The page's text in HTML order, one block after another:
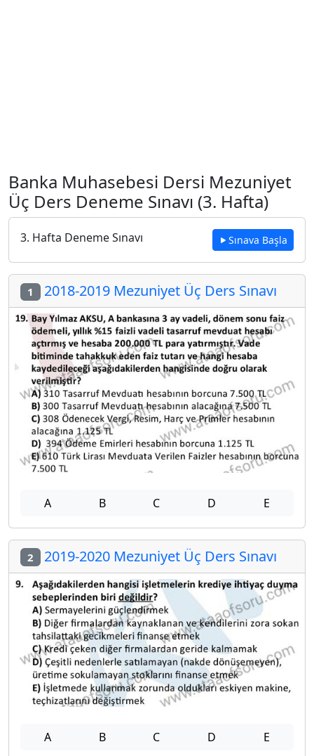
Banka Muhasebesi Dersi Mezuniyet
Üç Ders Deneme Sınavı (3. Hafta)
3. Hafta Deneme Sınavı Sınava Başla
1 2018-2019 Mezuniyet Üç Ders Sınavı
A B C D E
2 2019-2020 Mezuniyet Üç Ders Sınavı
A B C D E